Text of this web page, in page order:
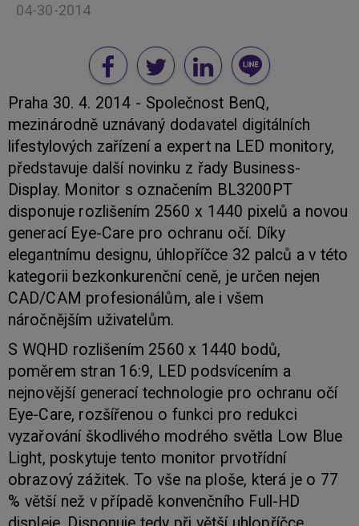
04-30-2014
Praha 30. 4. 2014 - Společnost BenQ,
mezinárodně uznávaný dodavatel digitálních
lifestylových zařízení a expert na LED monitory,
představuje další novinku z řady Business-
Display. Monitor s označením BL3200PT
disponuje rozlišením 2560 x 1440 pixelů a novou
generací Eye-Care pro ochranu očí. Díky
elegantnímu designu, úhlopříčce 32 palců a v této
kategorii bezkonkurenční ceně, je určen nejen
CAD/CAM profesionálům, ale i všem
náročnějším uživatelům.
S WQHD rozlišením 2560 x 1440 bodů,
poměrem stran 16:9, LED podsvícením a
nejnovější generací technologie pro ochranu očí
Eye-Care, rozšířenou o funkci pro redukci
vyzařování škodlivého modrého světla Low Blue
Light, poskytuje tento monitor prvotřídní
obrazový zážitek. To vše na ploše, která je o 77
% větší než v případě konvenčního Full-HD